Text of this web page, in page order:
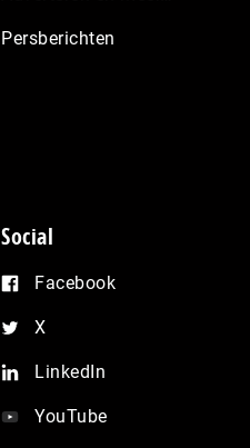
Persberichten
Social
Facebook
X
LinkedIn
YouTube